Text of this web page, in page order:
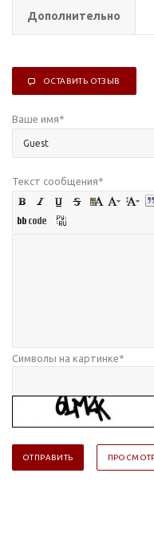
Дополнительно
ОСТАВИТЬ ОТЗЫВ
Ваше имя*
Текст сообщения*
Символы на картинке*